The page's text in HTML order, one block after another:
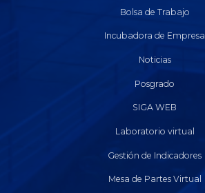
Bolsa de Trabajo
Incubadora de Empresa
Noticias
Posgrado
SIGA WEB
Laboratorio virtual
Gestión de Indicadores
Mesa de Partes Virtual